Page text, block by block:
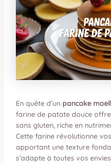
En quête d’un pancake
farine de patate douce
sans gluten, riche en
Cette farine révolutionne
apportant une texture
s’adapte à toutes vos